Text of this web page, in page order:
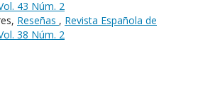
43 Núm. 2
Reseñas , Revista Española de
38 Núm. 2